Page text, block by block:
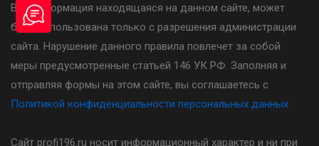
Вся информация находящаяся на данном сайте, может
быть использована только с разрешения администрации
сайта. Нарушение данного правила повлечет за собой
меры предусмотренные статьей 146 УК РФ. Заполняя и
отправляя формы на этом сайте, вы соглашаетесь с
Политикой конфиденциальности персональных данных
Сайт profi196.ru носит информационный характер и ни при